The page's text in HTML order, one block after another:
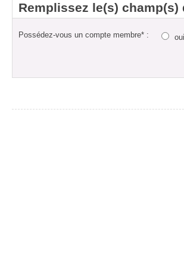
Remplissez le(s) champ(s)
Possédez-vous un compte membre* : oui